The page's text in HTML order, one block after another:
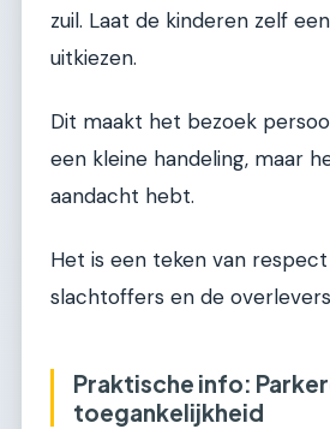
zuil. Laat de kinderen zelf
uitkiezen.
Dit maakt het bezoek
een kleine handeling, maar
aandacht hebt.
Het is een teken van
slachtoffers en de
Praktische info:
toegankelijkheid